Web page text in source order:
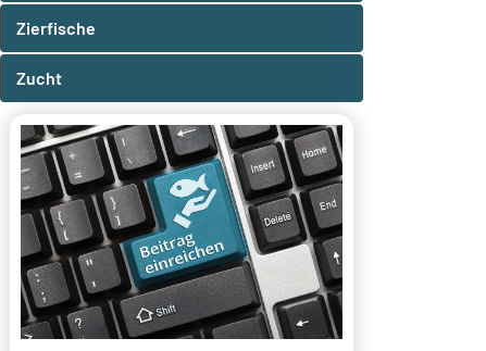
Zierfische
Zucht